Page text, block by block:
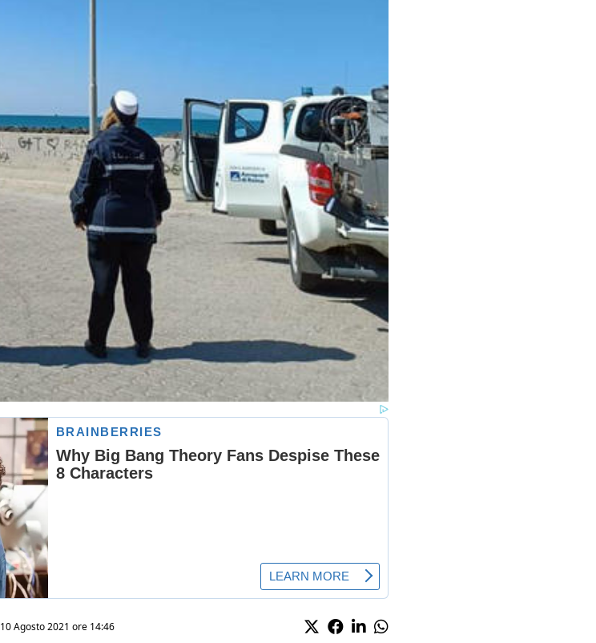
10 Agosto 2021 ore 14:46